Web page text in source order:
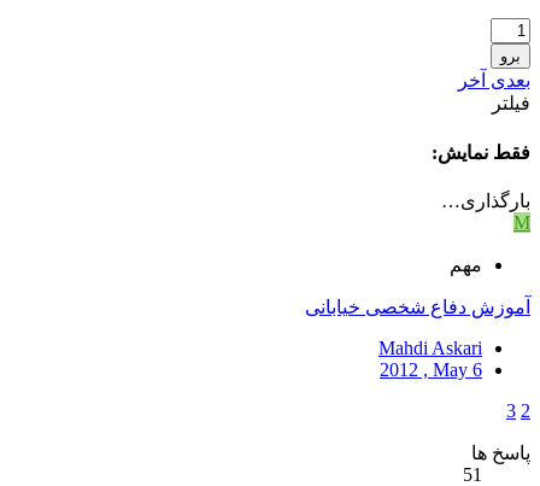
برو
بعدی آخر
فیلتر
فقط نمایش:
بارگذاری…
M
مهم
آموزش دفاع شخصی خیابانی
Mahdi Askari
2012 , May 6
2
3
پاسخ ها
51